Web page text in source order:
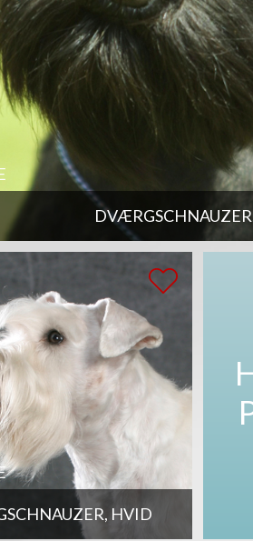
HVID